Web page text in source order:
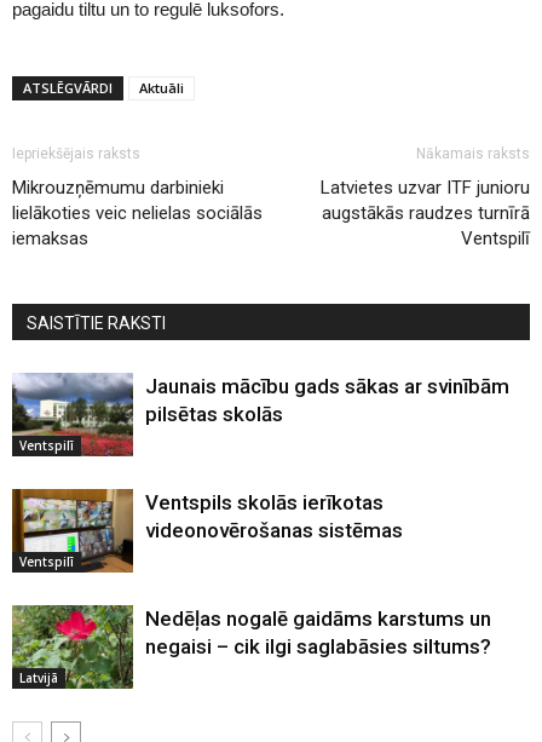
pagaidu tiltu un to regulē luksofors.
ATSLĒGVĀRDI Aktuāli
Iepriekšējais raksts
Mikrouzņēmumu darbinieki
lielākoties veic nelielas sociālās
iemaksas
Nākamais raksts
Latvietes uzvar ITF junioru
augstākās raudzes turnīrā
Ventspilī
SAISTĪTIE RAKSTI
Ventspilī
Jaunais mācību gads sākas ar svinībām
pilsētas skolās
Ventspilī
Ventspils skolās ierīkotas
videonovērošanas sistēmas
Latvijā
Nedēļas nogalē gaidāms karstums un
negaisi – cik ilgi saglabāsies siltums?